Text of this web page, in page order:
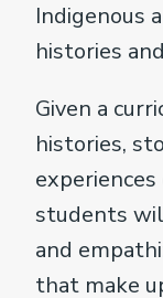
Indigenous
histories
Given a
histories,
students
and
that make